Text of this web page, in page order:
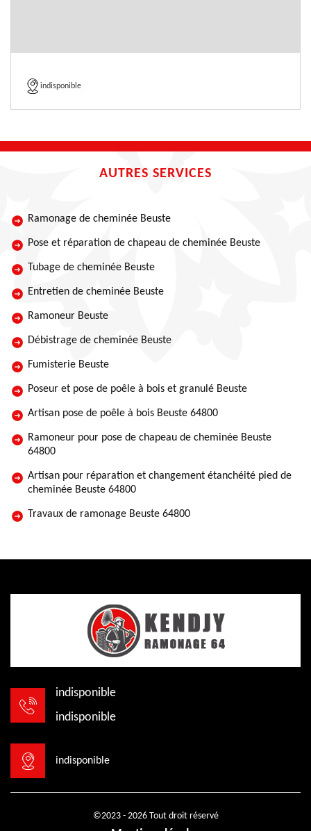
indisponible
AUTRES SERVICES
Ramonage de cheminée Beuste
Pose et réparation de chapeau de cheminée Beuste
Tubage de cheminée Beuste
Entretien de cheminée Beuste
Ramoneur Beuste
Débistrage de cheminée Beuste
Fumisterie Beuste
Poseur et pose de poêle à bois et granulé Beuste
Artisan pose de poêle à bois Beuste 64800
Ramoneur pour pose de chapeau de cheminée Beuste
64800
Artisan pour réparation et changement étanchéité pied de
cheminée Beuste 64800
Travaux de ramonage Beuste 64800
indisponible
indisponible
indisponible
©2023 - 2026 Tout droit réservé